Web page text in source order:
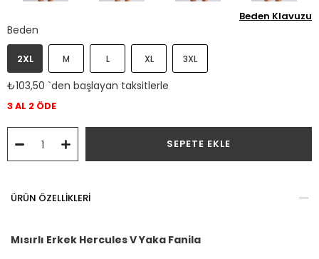
Beden Klavuzu
Beden
2XL M L XL 3XL
₺103,50 `den başlayan taksitlerle
3 AL 2 ÖDE
ÜRÜN ÖZELLIKLERI
Mısırlı Erkek Hercules V Yaka Fanila